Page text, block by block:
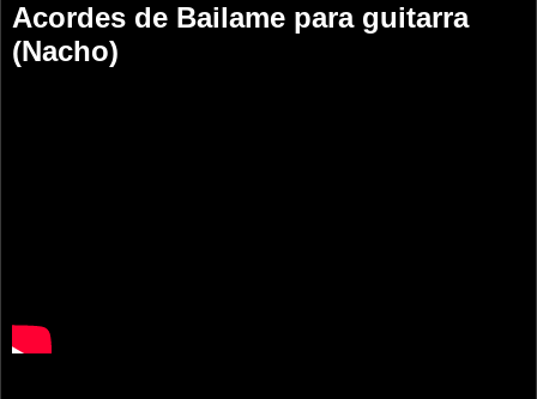
Acordes de Bailame para guitarra
(Nacho)